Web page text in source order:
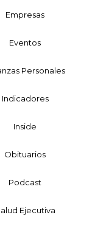
Empresas
Eventos
Personales
Indicadores
Inside
Obituarios
Podcast
Ejecutiva